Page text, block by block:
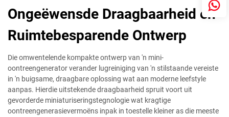
Ongeëwensde Draagbaarheid en
Ruimtebesparende Ontwerp
Die omwentelende kompakte ontwerp van 'n mini-
oontreengenerator verander lugreiniging van 'n stilstaande vereiste
in 'n buigsame, draagbare oplossing wat aan moderne leefstyle
aanpas. Hierdie uitstekende draagbaarheid spruit voort uit
gevorderde miniaturiseringstegnologie wat kragtige
oontreengenerasievermoëns inpak in toestelle kleiner as die meeste